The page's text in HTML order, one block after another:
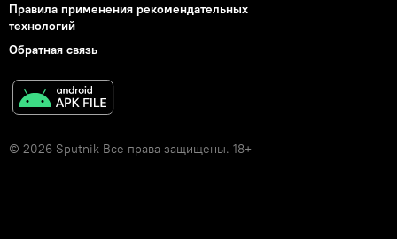
Правила применения рекомендательных
технологий
Обратная связь
© 2026 Sputnik Все права защищены. 18+